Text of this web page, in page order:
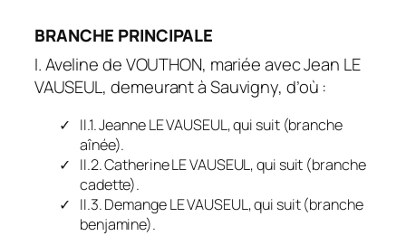
BRANCHE PRINCIPALE
I. Aveline de VOUTHON, mariée avec Jean LE
VAUSEUL, demeurant à Sauvigny, d’où :
II.1. Jeanne LE VAUSEUL, qui suit (branche
aînée).
II.2. Catherine LE VAUSEUL, qui suit (branche
cadette).
II.3. Demange LE VAUSEUL, qui suit (branche
benjamine).